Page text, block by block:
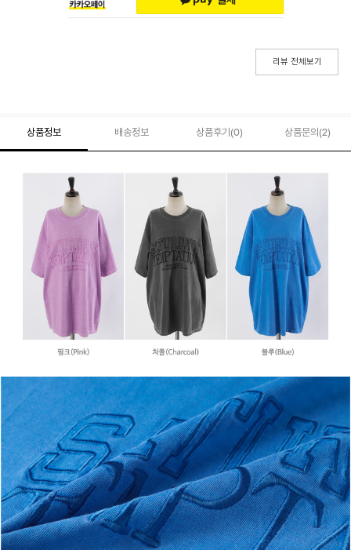
리뷰 전체보기
상품정보 배송정보 상품후기(0) 상품문의 (2)